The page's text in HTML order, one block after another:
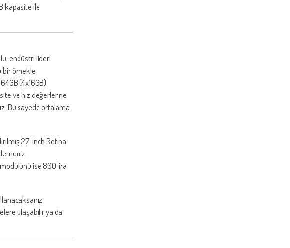
kapasite ile
endüstri lideri
bir örnekle
(4x16GB)
ve hız değerlerine
Bu sayede ortalama
27-inch Retina
ise 800 lira
ulaşabilir ya da